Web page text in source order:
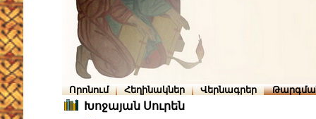
Որոնում Հեղինակներ Վերնագրեր
Խոջայան Սուրեն